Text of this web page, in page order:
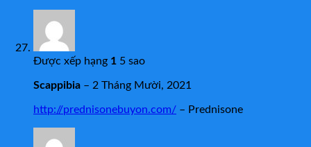
Được xếp hạng 1 5 sao
Scappibia – 2 Tháng Mười, 2021
http://prednisonebuyon.com/ – Prednisone